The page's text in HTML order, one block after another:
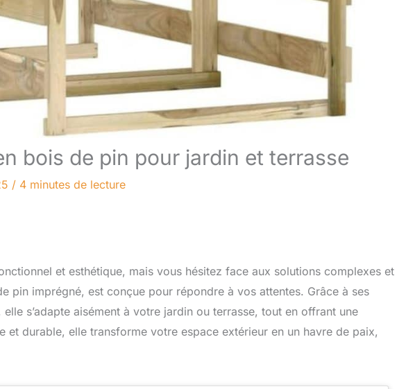
bois de pin pour jardin et terrasse
/ 4 minutes de lecture
et esthétique, mais vous hésitez face aux solutions complexes et
pin imprégné, est conçue pour répondre à vos attentes. Grâce à ses
s’adapte aisément à votre jardin ou terrasse, tout en offrant une
et durable, elle transforme votre espace extérieur en un havre de paix,